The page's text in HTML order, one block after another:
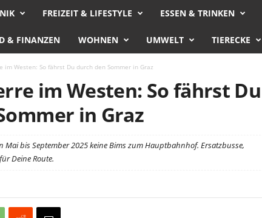
FREIZEIT & LIFESTYLE ESSEN & TRINKEN
& FINANZEN WOHNEN UMWELT TIERECKE
im Westen: So fährst Du durch den Sommer in Graz
im Westen: So fährst Du
in Graz
Mai bis September 2025 keine Bims zum Hauptbahnhof. Ersatzbusse,
Deine Route.